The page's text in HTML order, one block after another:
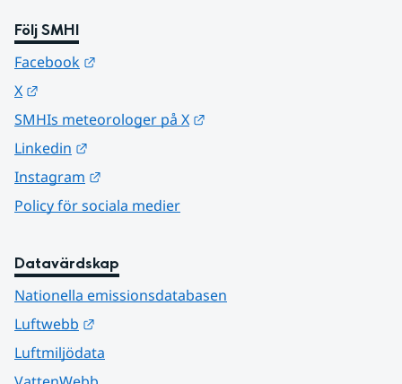
Följ SMHI
Facebook
X
SMHIs meteorologer på X
Linkedin
Instagram
Policy för sociala medier
Datavärdskap
Nationella emissionsdatabasen
Luftwebb
Luftmiljödata